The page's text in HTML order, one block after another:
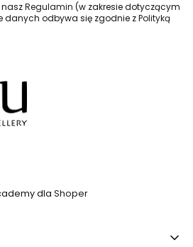
naszRegulamin (w zakresie dotyczącym
danych odbywa się zgodnie zPolityką
dla Shoper